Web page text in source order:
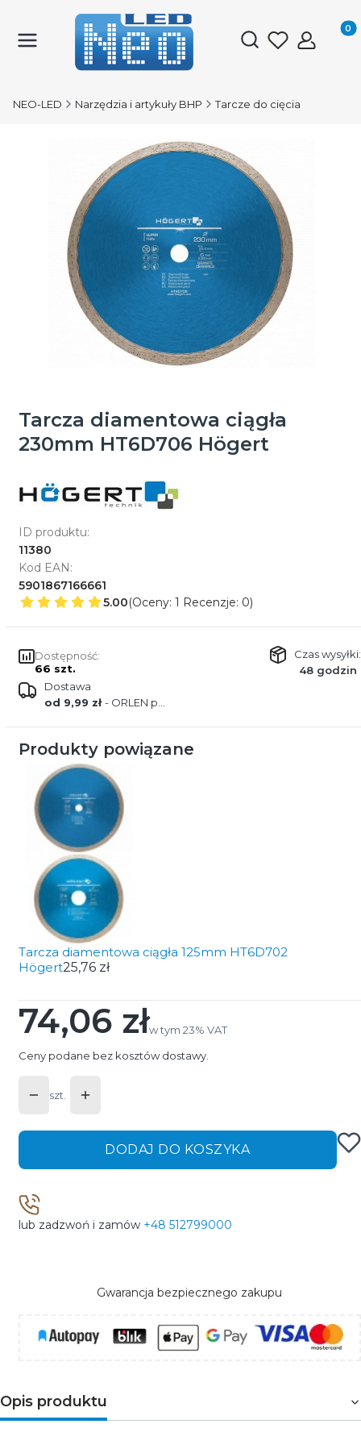
Otwórz
NEO-LED Narzędzia i artykuły BHP Tarcze do cięcia
Tarcza diamentowa ciągła
230mm HT6D706 Högert
ID produktu:
11380
Kod EAN:
5901867166661
5.00(Oceny: 1 Recenzje: 0)
Dostępność:
66 szt.
Czas wysyłki:
48 godzin
Dostawa
od 9,99 zł- ORLEN paczka
Produkty powiązane
Tarcza diamentowa ciągła 125mm HT6D702
Högert25,76 zł
Cena
74,06 złw tym 23% VAT
w tym 23% VAT
Ceny podane bez kosztów dostawy.
szt.
DODAJ DO KOSZYKA
lub zadzwoń i zamów +48 512799000
Gwarancja bezpiecznego zakupu
Opis produktu